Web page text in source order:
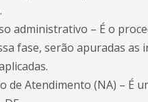
administrativo – É o
fase, serão apuradas
de Atendimento (NA) – É